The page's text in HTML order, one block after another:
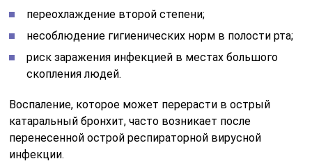
переохлаждение второй степени;
несоблюдение гигиенических норм в полости рта;
риск заражения инфекцией в местах большого
скопления людей.
Воспаление, которое может перерасти в острый
катаральный бронхит, часто возникает после
перенесенной острой респираторной вирусной
инфекции.